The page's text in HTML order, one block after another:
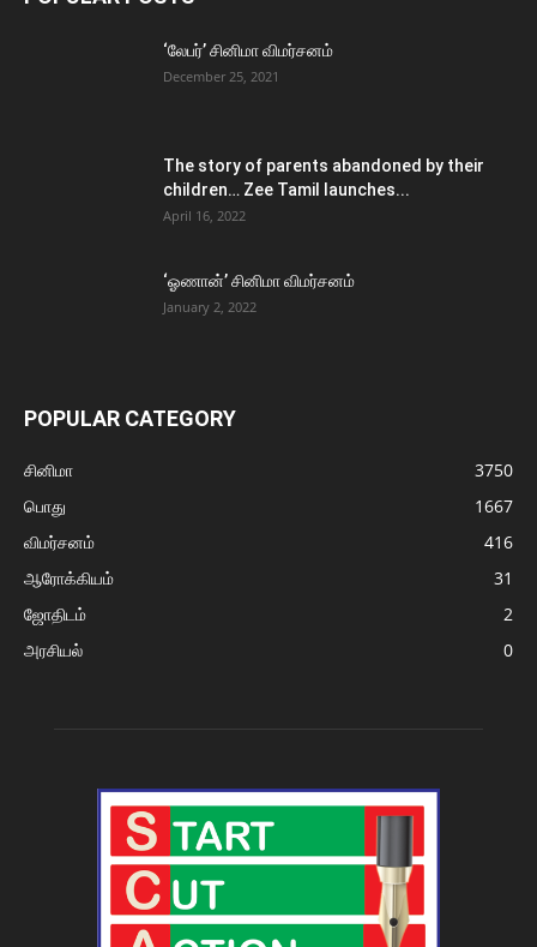
‘லேபர்’ சினிமா விமர்சனம்
December 25, 2021
The story of parents abandoned by their
children… Zee Tamil launches...
April 16, 2022
‘ஓணான்’ சினிமா விமர்சனம்
January 2, 2022
POPULAR CATEGORY
சினிமா
3750
பொது
1667
விமர்சனம்
416
ஆரோக்கியம்
31
ஜோதிடம்
2
அரசியல்
0